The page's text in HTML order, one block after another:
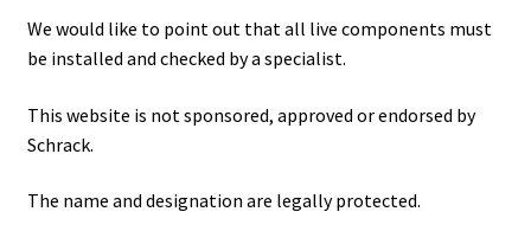
We would like to point out that all live components must
be installed and checked by a specialist.
This website is not sponsored, approved or endorsed by
Schrack.
The name and designation are legally protected.